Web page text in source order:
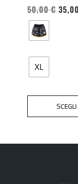
50,00€ 35,00
XL
SCEGLI
essere
scelte
nella
del
prodotto